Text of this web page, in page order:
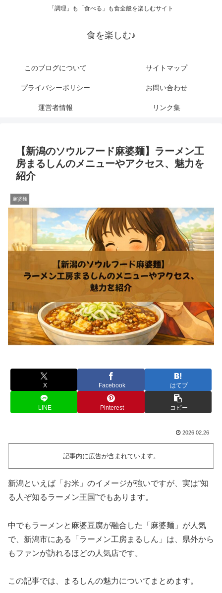
「調理」も「食べる」も食全般を楽しむサイト
食を楽しむ♪
このブログについて サイトマップ
プライバシーポリシー お問い合わせ
運営者情報 リンク集
【新潟のソウルフード麻婆麺】ラーメン工
房まるしんのメニューやアクセス、魅力を
紹介
麻婆麺
X Facebook はてブ
LINE Pinterest コピー
2026.02.26
記事内に広告が含まれています。
新潟といえば「お米」のイメージが強いですが、実は“知
る人ぞ知るラーメン王国”でもあります。
中でもラーメンと麻婆豆腐が融合した「麻婆麺」が人気
で、新潟市にある「ラーメン工房まるしん」は、県外から
もファンが訪れるほどの人気店です。
この記事では、まるしんの魅力についてまとめます。